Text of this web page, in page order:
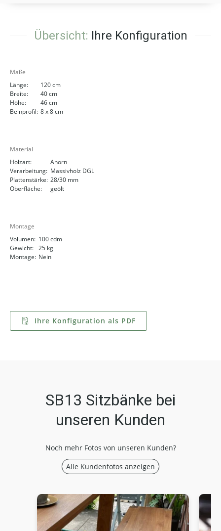
Übersicht: Ihre Konfiguration
Maße
Länge:
120 cm
Breite:
40 cm
Höhe:
46 cm
Beinprofil: 8 x 8 cm
Material
Holzart:
Ahorn
Verarbeitung: Massivholz DGL
Plattenstärke: 28/30 mm
Oberfläche:
geölt
Montage
Volumen: 100 cdm
Gewicht: 25 kg
Montage: Nein
Ihre Konfiguration als PDF
SB13 Sitzbänke bei
unseren Kunden
Noch mehr Fotos von unseren Kunden?
Alle Kundenfotos anzeigen